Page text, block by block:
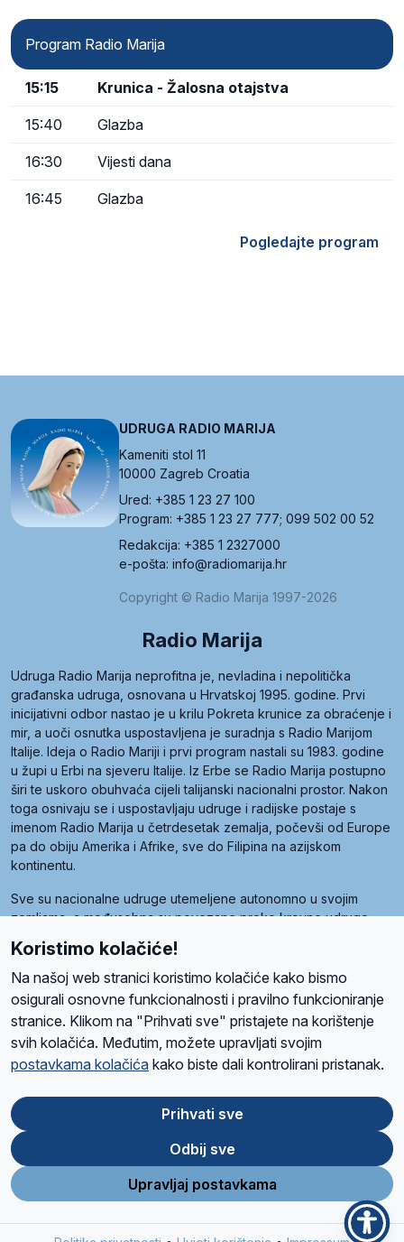
Program Radio Marija
15:15 Krunica - Žalosna otajstva
15:40 Glazba
16:30 Vijesti dana
16:45 Glazba
Pogledajte program
UDRUGA RADIO MARIJA
Kameniti stol 11
10000 Zagreb Croatia
Ured: +385 1 23 27 100
Program: +385 1 23 27 777; 099 502 00 52
Redakcija: +385 1 2327000
e-pošta: info@radiomarija.hr
Copyright © Radio Marija 1997-2026
Radio Marija
Udruga Radio Marija neprofitna je, nevladina i nepolitička
građanska udruga, osnovana u Hrvatskoj 1995. godine. Prvi
inicijativni odbor nastao je u krilu Pokreta krunice za obraćenje i
mir, a uoči osnutka uspostavljena je suradnja s Radio Marijom
Italije. Ideja o Radio Mariji i prvi program nastali su 1983. godine
u župi u Erbi na sjeveru Italije. Iz Erbe se Radio Marija postupno
širi te uskoro obuhvaća cijeli talijanski nacionalni prostor. Nakon
toga osnivaju se i uspostavljaju udruge i radijske postaje s
imenom Radio Marija u četrdesetak zemalja, počevši od Europe
pa do obiju Amerika i Afrike, sve do Filipina na azijskom
kontinentu.
Sve su nacionalne udruge utemeljene autonomno u svojim
zemljama, a međusobna su povezane preko krovne udruge
Radio Maria). Svjetsku obitelj utemeljilo je sedam članica, među
kojima je i hrvatska Udruga Radio Marija.
O namaRadio ProgramVolonteriPrijateljiKontaktPravila privatnosti
Ova stranica je zaštićena Google reCAPTCHA sustavom
Store
Google
Play
Koristimo kolačiće!
Na našoj web stranici koristimo kolačiće kako bismo
osigurali osnovne funkcionalnosti i pravilno funkcioniranje
stranice. Klikom na "Prihvati sve" pristajete na korištenje
svih kolačića. Međutim, možete upravljati svojim
postavkama kolačića kako biste dali kontrolirani pristanak.
Prihvati sve
Odbij sve
Upravljaj postavkama